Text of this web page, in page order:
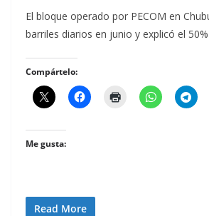
El bloque operado por PECOM en
barriles diarios en junio y explicó el
Compártelo:
Me gusta:
Read More